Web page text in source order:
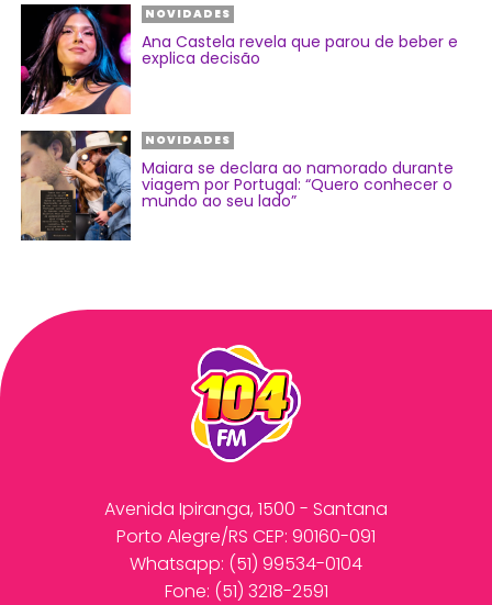
NOVIDADES
Ana Castela revela que parou de beber e
explica decisão
NOVIDADES
Maiara se declara ao namorado durante
viagem por Portugal: “Quero conhecer o
mundo ao seu lado”
Avenida Ipiranga, 1500 - Santana
Porto Alegre/RS CEP: 90160-091
Whatsapp: (51) 99534-0104
Fone: (51) 3218-2591